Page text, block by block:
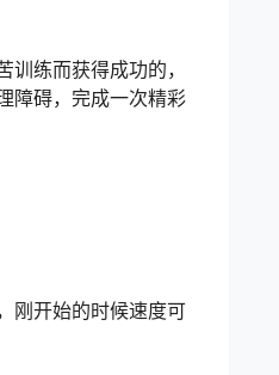
练而获得成功的，
障碍，完成一次精彩
刚开始的时候速度可